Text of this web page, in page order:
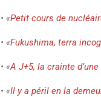
• «Petit cours de
• «Fukushima, terra
• «A J+5, la crainte
• «Il y a péril en la